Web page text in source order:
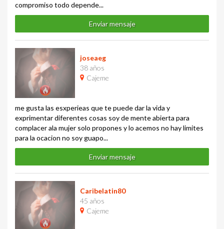
compromiso todo depende...
Enviar mensaje
joseaeg
38 años
Cajeme
me gusta las esxperieas que te puede dar la vida y
exprimentar diferentes cosas soy de mente abierta para
complacer ala mujer solo propones y lo acemos no hay limites
para la ocacion no soy guapo...
Enviar mensaje
Caribelatin80
45 años
Cajeme